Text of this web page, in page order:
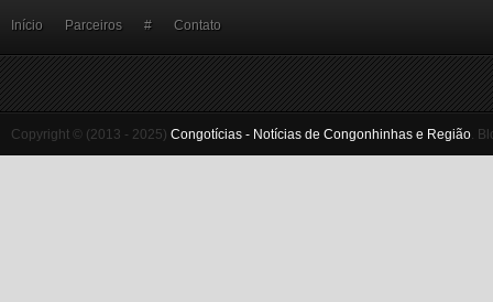
Início Parceiros # Contato
Copyright © (2013 - 2025) Congotícias - Notícias de Congonhinhas e Região.